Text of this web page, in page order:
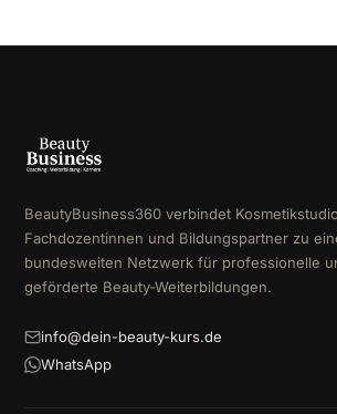
BeautyBusiness360 verbindet
Fachdozentinnen und Bildungspartner zu
bundesweiten Netzwerk für professionelle
geförderte Beauty-Weiterbildungen.
info@dein-beauty-kurs.de
WhatsApp